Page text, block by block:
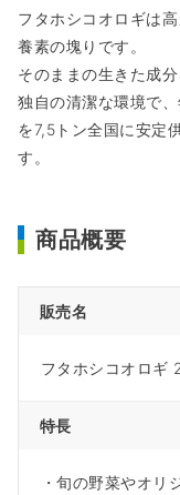
フタホシコオロギは
養素の塊りです。
そのままの生きた成
独自の清潔な環境で
を7,5トン全国に安定
す。
商品概要
販売名
フタホシコオロギ
特長
・旬の野菜やオリ